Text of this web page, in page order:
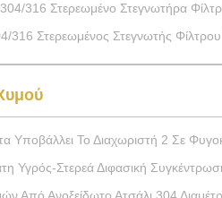
Στεγνωτήρα Φίλτρου Nutsche Με Περιοχή Φίλτρωσης
Στεγνωτής Φίλτρου Nutsche Με 380V
Το Διαχωριστή 2 Σε Φυγοκέντρωση
Στερεά Διφασική Συγκέντρωση